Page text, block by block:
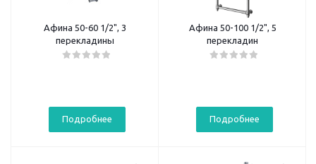
Афина 50-60 1/2", 3
перекладины
Подробнее
Афина 50-100 1/2", 5
перекладин
Подробнее